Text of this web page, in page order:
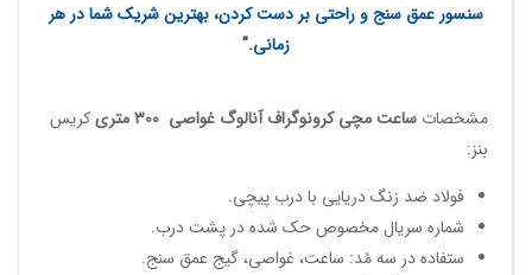
سنسور عمق سنج و راحتی بر دست کردن، بهترین شریک شما در هر
زمانی."
مشخصات ساعت مچی کرونوگراف آنالوگ غواصی 300 متری
کریس
بنز:
فولاد ضد زنگ دریایی با درب پیچی.
شماره سریال مخصوص حک شده در پشت درب.
ستفاده در سه مُد: ساعت، غواصی، گیج عمق سنج.